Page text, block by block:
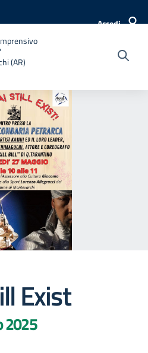
Accedi
(AR)
Exist
2025